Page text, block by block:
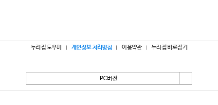
누리집 도우미 개인정보 처리방침 이용약관 누리집 바로잡기
PC버전